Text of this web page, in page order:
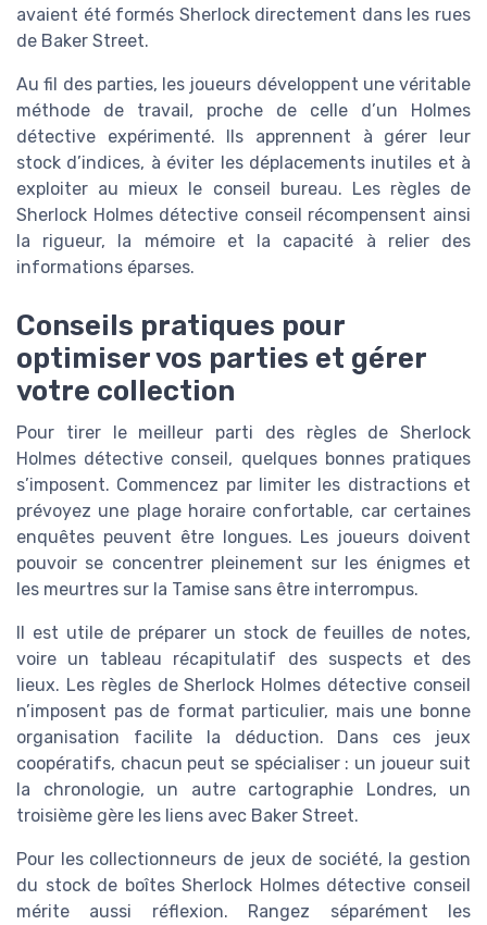
avaient été formés Sherlock directement dans les rues
de Baker Street.
Au fil des parties, les joueurs développent une véritable
méthode de travail, proche de celle d’un Holmes
détective expérimenté. Ils apprennent à gérer leur
stock d’indices, à éviter les déplacements inutiles et à
exploiter au mieux le conseil bureau. Les règles de
Sherlock Holmes détective conseil récompensent ainsi
la rigueur, la mémoire et la capacité à relier des
informations éparses.
Conseils pratiques pour
optimiser vos parties et gérer
votre collection
Pour tirer le meilleur parti des règles de Sherlock
Holmes détective conseil, quelques bonnes pratiques
s’imposent. Commencez par limiter les distractions et
prévoyez une plage horaire confortable, car certaines
enquêtes peuvent être longues. Les joueurs doivent
pouvoir se concentrer pleinement sur les énigmes et
les meurtres sur la Tamise sans être interrompus.
Il est utile de préparer un stock de feuilles de notes,
voire un tableau récapitulatif des suspects et des
lieux. Les règles de Sherlock Holmes détective conseil
n’imposent pas de format particulier, mais une bonne
organisation facilite la déduction. Dans ces jeux
coopératifs, chacun peut se spécialiser : un joueur suit
la chronologie, un autre cartographie Londres, un
troisième gère les liens avec Baker Street.
Pour les collectionneurs de jeux de société, la gestion
du stock de boîtes Sherlock Holmes détective conseil
mérite aussi réflexion. Rangez séparément les